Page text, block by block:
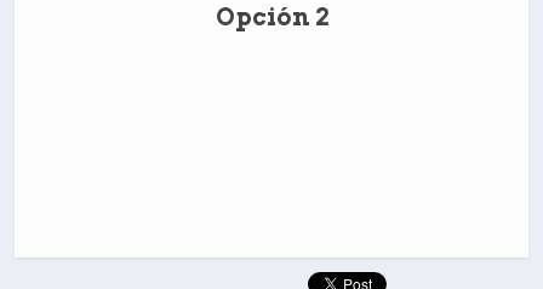
Opción 2